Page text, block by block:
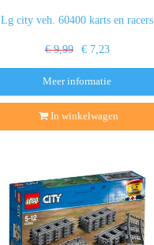
Lg city veh. 60400 karts en racers
€ 9,99 € 7,23
Meer informatie
In winkelwagen